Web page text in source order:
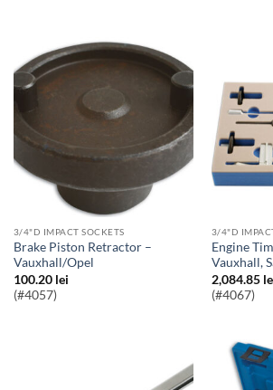
3/4"D IMPACT SOCKETS
Brake Piston Retractor –
Vauxhall/Opel
100.20 lei
(#4057)
3/4"D
Engine Timing Tool Kit – for
Vauxhall,
2,084.85
(#4067)